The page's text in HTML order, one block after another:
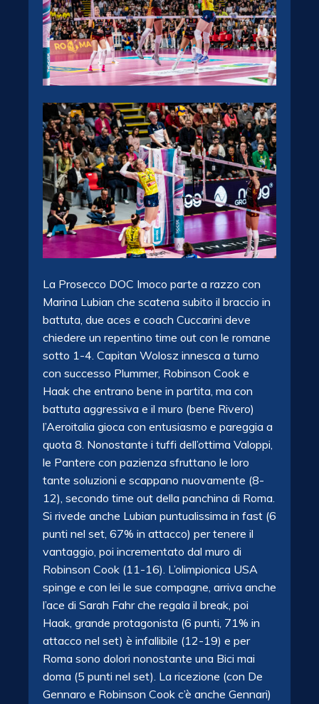
La Prosecco DOC Imoco parte a razzo con
Marina Lubian che scatena subito il braccio in
battuta, due aces e coach Cuccarini deve
chiedere un repentino time out con le romane
sotto 1-4. Capitan Wolosz innesca a turno
con successo Plummer, Robinson Cook e
Haak che entrano bene in partita, ma con
battuta aggressiva e il muro (bene Rivero)
l’Aeroitalia gioca con entusiasmo e pareggia a
quota 8. Nonostante i tuffi dell’ottima Valoppi,
le Pantere con pazienza sfruttano le loro
tante soluzioni e scappano nuovamente (8-
12), secondo time out della panchina di Roma.
Si rivede anche Lubian puntualissima in fast (6
punti nel set, 67% in attacco) per tenere il
vantaggio, poi incrementato dal muro di
Robinson Cook (11-16). L’olimpionica USA
spinge e con lei le sue compagne, arriva anche
l’ace di Sarah Fahr che regala il break, poi
Haak, grande protagonista (6 punti, 71% in
attacco nel set) è infallibile (12-19) e per
Roma sono dolori nonostante una Bici mai
doma (5 punti nel set). La ricezione (con De
Gennaro e Robinson Cook c’è anche Gennari)